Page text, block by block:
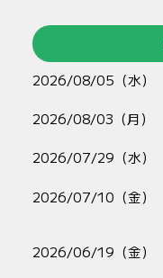
2026/08/05（水）
2026/08/03（月）
2026/07/29（水）
2026/07/10（金）
2026/06/19（金）